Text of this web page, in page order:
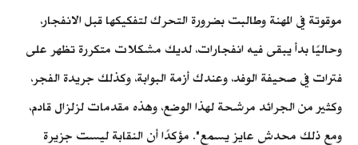
موقوتة في المهنة وطالبت بضرورة التحرك لتفكيكها قبل الانفجار،
وحاليًا بدأ يبقى فيه انفجارات، لديك مشكلات متكررة تظهر على
فترات في صحيفة الوفد، وعندك أزمة البوابة، وكذلك جريدة الفجر،
وكثير من الجرائد مرشحة لهذا الوضع، وهذه مقدمات لزلزال قادم،
ومع ذلك محدش عايز يسمع". مؤكدًا أن النقابة ليست جزيرة